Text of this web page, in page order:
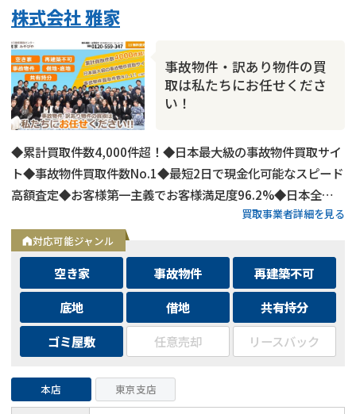
株式会社 雅家
事故物件・訳あり物件の買
取は私たちにお任せくださ
い！
◆累計買取件数4,000件超！◆日本最大級の事故物件買取サイ
ト◆事故物件買取件数No.1◆最短2日で現金化可能なスピード
高額査定◆お客様第一主義でお客様満足度96.2%◆日本全国
買取事業者詳細を見る
対応可能ジャンル
空き家 事故物件
再建築不可
底地
借地
共有持分
ゴミ屋敷
任意売却 リースバック
本店 東京支店